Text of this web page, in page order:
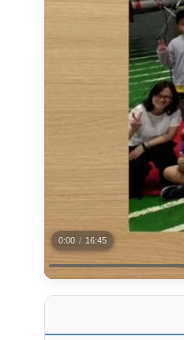
0:00 / 16:45